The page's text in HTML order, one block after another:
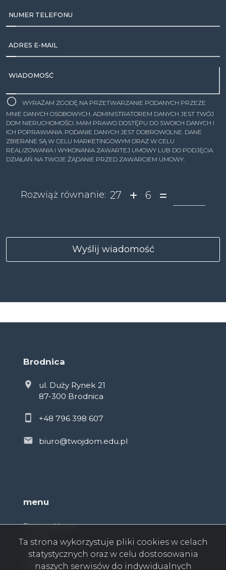
NUMER TELEFONU
ADRES E-MAIL
WIADOMOŚĆ
WYRAŻAM ZGODĘ NA PRZETWARZANIE PODANYCH PRZEZE
MNIE DANYCH OSOBOWYCH. ADMINISTRATOREM DANYCH JEST TWÓJ
DOM NIERUCHOMOŚCI. MAM PRAWO DOSTĘPU DO SWOICH DANYCH I
ICH POPRAWIANIA. PODANIE DANYCH JEST DOBROWOLNE. DANE
ZBIERANE SĄ W CELU MARKETINGOWYM ORAZ W CELU
REALIZOWANIA I WYKONANIA ZAWARTEJ UMOWY LUB DO PODJĘCIA
DZIAŁAŃ NA TWOJE ŻĄDANIE PRZED ZAWARCIEM UMOWY.
Rozwiąż równanie: 27 6
Brodnica
ul. Duży Rynek 21
87-300 Brodnica
+48 796 398 607
biuro@twojdom.edu.pl
menu
Strona główna
O firmie
Oferty
Zgłoszenia
Ta strona wykorzystuje pliki cookies w celach
statystycznych oraz w celu dostosowania
naszych serwisów do indywidualnych